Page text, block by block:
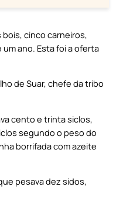
cinco carneiros,
ano. Esta foi a oferta
de Suar, chefe da tribo
cento e trinta siclos,
segundo o peso do
borrifada com azeite
pesava dez sidos,